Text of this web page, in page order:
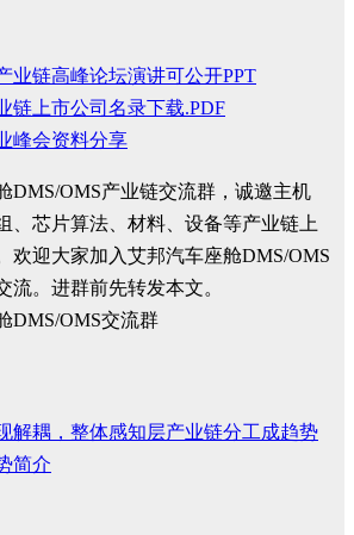
业链高峰论坛演讲可公开PPT
链上市公司名录下载.PDF
峰会资料分享
DMS/OMS产业链交流群，诚邀主机
、芯片算法、材料、设备等产业链上
欢迎大家加入艾邦汽车座舱DMS/OMS
流。进群前先转发本文。
解耦，整体感知层产业链分工成趋势
简介